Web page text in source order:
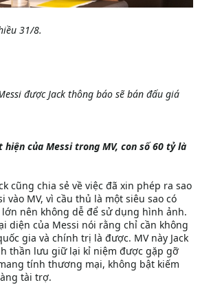
31/8.
được Jack thông báo sẽ bán đấu giá
hiện của Messi trong MV, con số 60 tỷ là
cũng chia sẻ về việc đã xin phép ra sao
vào MV, vì cầu thủ là một siêu sao có
nên không dễ để sử dụng hình ảnh.
diện của Messi nói rằng chỉ cần không
gia và chính trị là được. MV này Jack
thần lưu giữ lại kỉ niệm được gặp gỡ
tính thương mại, không bật kiếm
tài trợ.